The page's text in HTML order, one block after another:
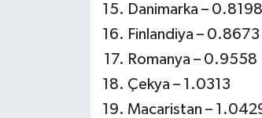
Danimarka – 0.8198
Finlandiya – 0.8673
Romanya – 0.9558
Çekya – 1.0313
Macaristan –